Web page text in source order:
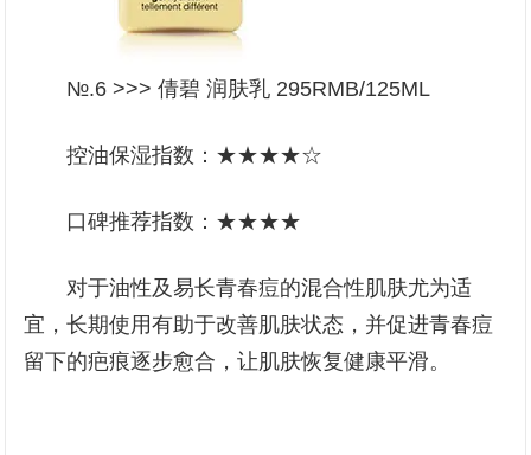
№.6 >>> 倩碧 润肤乳 295RMB/125ML
控油保湿指数：★★★★☆
口碑推荐指数：★★★★
对于油性及易长青春痘的混合性肌肤尤为适
宜，长期使用有助于改善肌肤状态，并促进青春痘
留下的疤痕逐步愈合，让肌肤恢复健康平滑。